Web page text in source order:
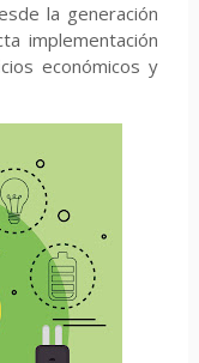
la generación
implementación
económicos y